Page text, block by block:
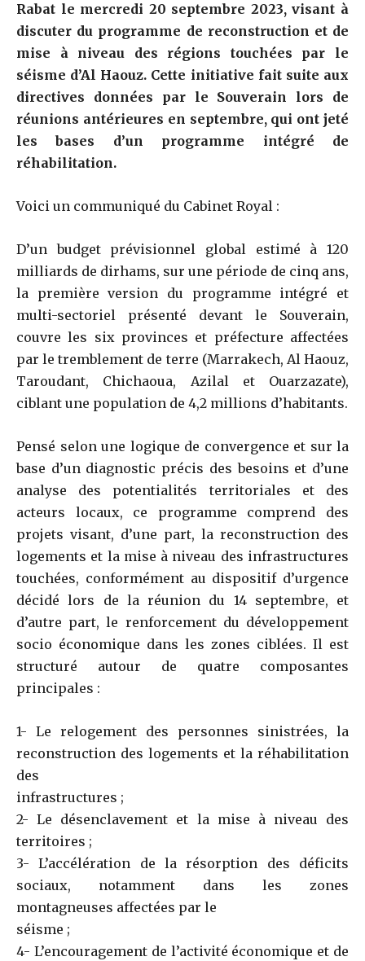
Rabat le mercredi 20 septembre 2023, visant à
discuter du programme de reconstruction et de
mise à niveau des régions touchées par le
séisme d’Al Haouz. Cette initiative fait suite aux
directives données par le Souverain lors de
réunions antérieures en septembre, qui ont jeté
les bases d’un programme intégré de
réhabilitation.
Voici un communiqué du Cabinet Royal :
D’un budget prévisionnel global estimé à 120
milliards de dirhams, sur une période de cinq ans,
la première version du programme intégré et
multi-sectoriel présenté devant le Souverain,
couvre les six provinces et préfecture affectées
par le tremblement de terre (Marrakech, Al Haouz,
Taroudant, Chichaoua, Azilal et Ouarzazate),
ciblant une population de 4,2 millions d’habitants.
Pensé selon une logique de convergence et sur la
base d’un diagnostic précis des besoins et d’une
analyse des potentialités territoriales et des
acteurs locaux, ce programme comprend des
projets visant, d’une part, la reconstruction des
logements et la mise à niveau des infrastructures
touchées, conformément au dispositif d’urgence
décidé lors de la réunion du 14 septembre, et
d’autre part, le renforcement du développement
socio économique dans les zones ciblées. Il est
structuré autour de quatre composantes
principales :
1- Le relogement des personnes sinistrées, la
reconstruction des logements et la réhabilitation
des
infrastructures ;
2- Le désenclavement et la mise à niveau des
territoires ;
3- L’accélération de la résorption des déficits
sociaux, notamment dans les zones
montagneuses affectées par le
séisme ;
4- L’encouragement de l’activité économique et de